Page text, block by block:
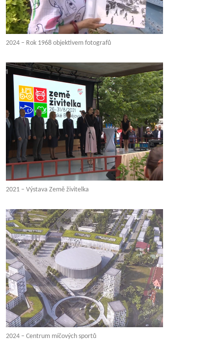
2024 – Rok 1968 objektivem fotografů
2021 – Výstava Země živitelka
2024 – Centrum míčových sportů